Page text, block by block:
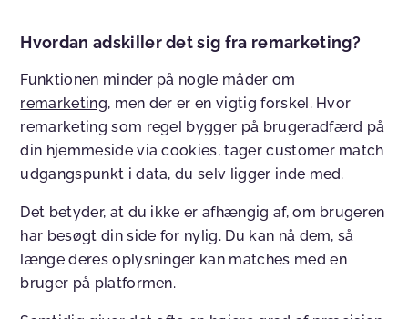
Hvordan adskiller det sig fra remarketing?
Funktionen minder på nogle måder om
remarketing, men der er en vigtig forskel. Hvor
remarketing som regel bygger på brugeradfærd på
din hjemmeside via cookies, tager customer match
udgangspunkt i data, du selv ligger inde med.
Det betyder, at du ikke er afhængig af, om brugeren
har besøgt din side for nylig. Du kan nå dem, så
længe deres oplysninger kan matches med en
bruger på platformen.